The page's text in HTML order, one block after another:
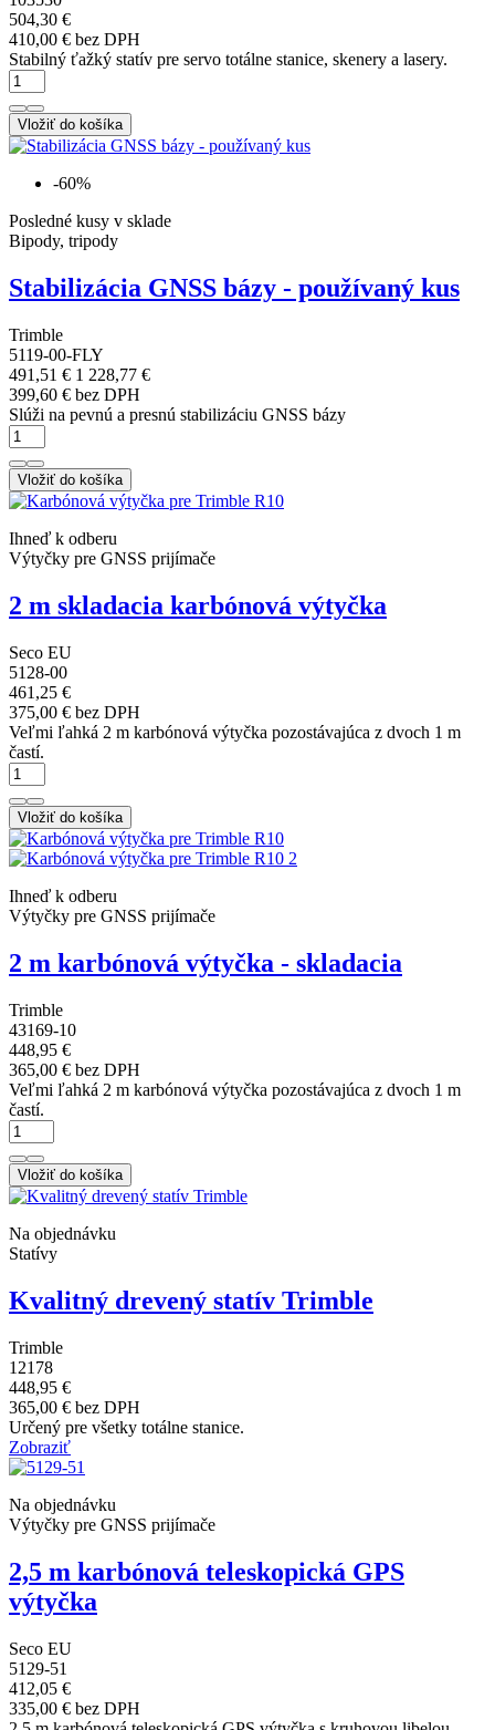
504,30 €
410,00 € bez DPH
Stabilný ťažký statív pre servo totálne stanice, skenery a lasery.
Vložiť do košíka
-60%
Posledné kusy v sklade
Bipody, tripody
Stabilizácia GNSS bázy - používaný kus
Trimble
5119-00-FLY
491,51 € 1 228,77 €
399,60 € bez DPH
Slúži na pevnú a presnú stabilizáciu GNSS bázy
Vložiť do košíka
Ihneď k odberu
Výtyčky pre GNSS prijímače
2 m skladacia karbónová výtyčka
Seco EU
5128-00
461,25 €
375,00 € bez DPH
Veľmi ľahká 2 m karbónová výtyčka pozostávajúca z dvoch 1 m
častí.
Vložiť do košíka
Ihneď k odberu
Výtyčky pre GNSS prijímače
2 m karbónová výtyčka - skladacia
Trimble
43169-10
448,95 €
365,00 € bez DPH
Veľmi ľahká 2 m karbónová výtyčka pozostávajúca z dvoch 1 m
častí.
Vložiť do košíka
Na objednávku
Statívy
Kvalitný drevený statív Trimble
Trimble
12178
448,95 €
365,00 € bez DPH
Určený pre všetky totálne stanice.
Zobraziť
Na objednávku
Výtyčky pre GNSS prijímače
2,5 m karbónová teleskopická GPS
výtyčka
Seco EU
5129-51
412,05 €
335,00 € bez DPH